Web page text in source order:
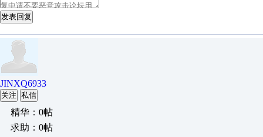
发表回复
JINXQ6933
关注 私信
精华：0帖
求助：0帖